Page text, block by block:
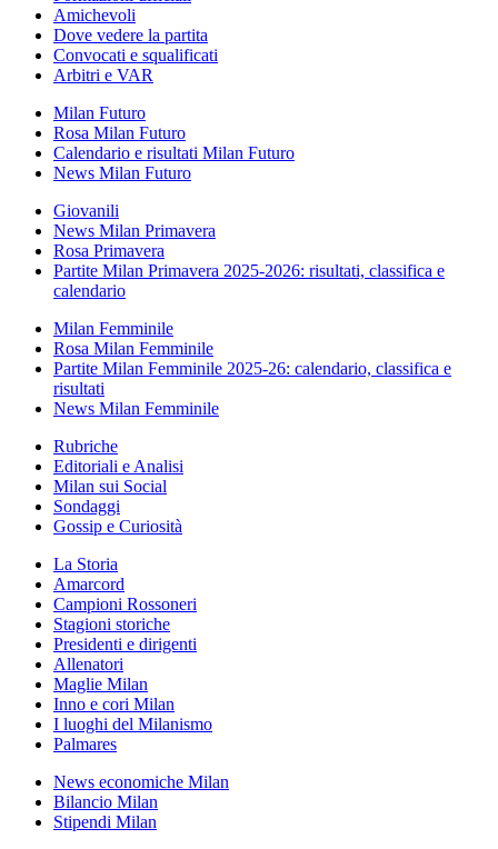
Amichevoli
Dove vedere la partita
Convocati e squalificati
Arbitri e VAR
Milan Futuro
Rosa Milan Futuro
Calendario e risultati Milan Futuro
News Milan Futuro
Giovanili
News Milan Primavera
Rosa Primavera
Partite Milan Primavera 2025-2026: risultati, classifica e
calendario
Milan Femminile
Rosa Milan Femminile
Partite Milan Femminile 2025-26: calendario, classifica e
risultati
News Milan Femminile
Rubriche
Editoriali e Analisi
Milan sui Social
Sondaggi
Gossip e Curiosità
La Storia
Amarcord
Campioni Rossoneri
Stagioni storiche
Presidenti e dirigenti
Allenatori
Maglie Milan
Inno e cori Milan
I luoghi del Milanismo
Palmares
News economiche Milan
Bilancio Milan
Stipendi Milan